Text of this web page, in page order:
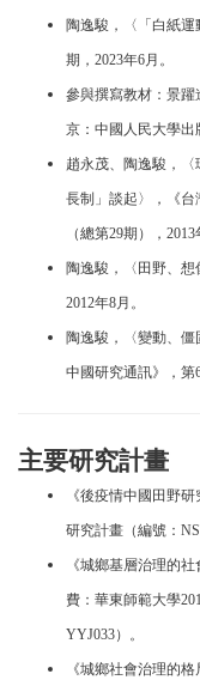
陶逸駿，〈「白紙
期，2023年6月。
參與撰寫教材：景
京：中國人民大學出
趙永茂、陶逸駿，
長制」談起〉，《
（總第29期），2013
陶逸駿，〈田野、想
2012年8月。
陶逸駿，〈變動、
中國研究通訊》，第
主要研究計畫
《後疫情中國田野
研究計畫（編號：
《城鄉基層治理的
費：華東師範大學
YYJ033）。
《城鄉社會治理的